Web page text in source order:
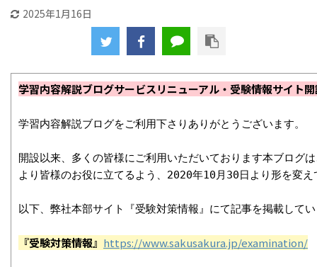
2025年1月16日
学習内容解説ブログサービスリニューアル・受験情報サイト
学習内容解説ブログをご利用下さりありがとうございます。
開設以来、多くの皆様にご利用いただいております本ブログ
より皆様のお役に立てるよう、2020年10月30日より形を変
以下、弊社本部サイト『受験対策情報』にて記事を掲載して
『受験対策情報』 https://www.sakusakura.jp/examination/